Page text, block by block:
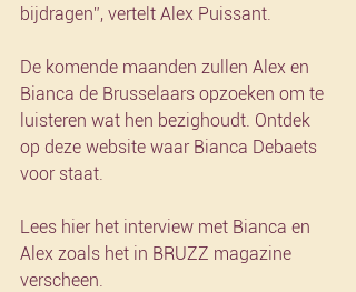
bijdragen”, vertelt Alex Puissant.
De komende maanden zullen Alex en
Bianca de Brusselaars opzoeken om te
luisteren wat hen bezighoudt. Ontdek
op deze website waar Bianca Debaets
voor staat.
Lees hier het interview met Bianca en
Alex zoals het in BRUZZ magazine
verscheen.